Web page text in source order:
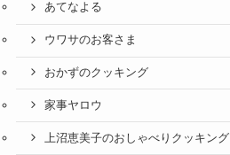
あてなよる
ウワサのお客さま
おかずのクッキング
家事ヤロウ
上沼恵美子のおしゃべりクッキング